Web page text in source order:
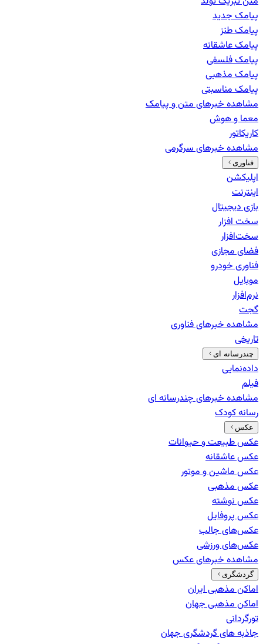
پیامک جدید
پیامک طنز
پیامک عاشقانه
پیامک فلسفی
پیامک مذهبی
پیامک مناسبتی
مشاهده خبرهایمتن و پیامک
معما و هوش
کاریکاتور
مشاهده خبرهایسرگرمی
فناوری
اپلیکشن
اینترنت
بازی دیجیتال
سخت افزار
سخت‌افزار
فضای مجازی
فناوری خودرو
موبایل
نرم‌افزار
گجت
مشاهده خبرهایفناوری
تاریخی
چندرسانه ای
داده‌نمایی
فیلم
مشاهده خبرهایچندرسانه ای
رسانه کودک
عکس
عکس طبیعت و حیوانات
عکس عاشقانه
عکس ماشین و موتور
عکس مذهبی
عکس نوشته
عکس پروفایل
عکس‌های جالب
عکس‌های ورزشی
مشاهده خبرهایعکس
گردشگری
اماکن مذهبی ایران
اماکن مذهبی جهان
تورگردانی
جاذبه های گردشگری جهان